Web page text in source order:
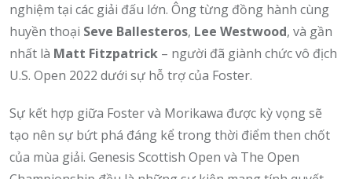
nghiệm tại các giải đấu lớn. Ông từng đồng hành cùng
huyền thoại Seve Ballesteros, Lee Westwood, và gần
nhất là Matt Fitzpatrick – người đã giành chức vô địch
U.S. Open 2022 dưới sự hỗ trợ của Foster.
Sự kết hợp giữa Foster và Morikawa được kỳ vọng sẽ
tạo nên sự bứt phá đáng kể trong thời điểm then chốt
của mùa giải. Genesis Scottish Open và The Open